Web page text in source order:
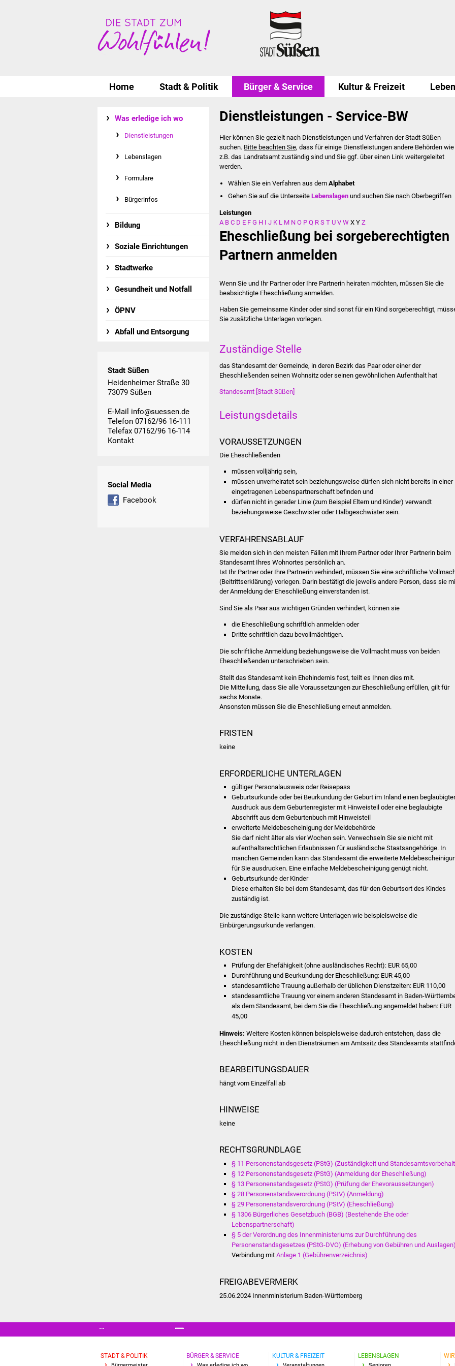
Home Stadt & Politik Bürger & Service Kultur & Freizeit
Was erledige ich wo
Dienstleistungen
Lebenslagen
Formulare
Bürgerinfos
Bildung
Soziale Einrichtungen
Stadtwerke
Gesundheit und Notfall
ÖPNV
Abfall und Entsorgung
Stadt Süßen
Heidenheimer Straße 30
73079 Süßen
E-Mail info@suessen.de
Telefon 07162/96 16-111
Telefax 07162/96 16-114
Kontakt
Social Media
Facebook
Dienstleistungen - Service-BW
Hier können Sie gezielt nach Dienstleistungen und Verfahren der Stadt Süßen
suchen. Bitte beachten Sie, dass für einige Dienstleistungen andere Behörden wie
z.B. das Landratsamt zuständig sind und Sie ggf. über einen Link weitergeleitet
werden.
Wählen Sie ein Verfahren aus dem Alphabet
Gehen Sie auf die UnterseiteLebenslagen und suchen Sie nach Oberbegriffen
Leistungen
A B C D E F G H I J K L M N O P Q R S T U V W X Y Z
Eheschließung bei sorgeberechtigten
Partnern anmelden
Wenn Sie und Ihr Partner oder Ihre Partnerin heiraten möchten, müssen Sie die
beabsichtigte Eheschließung anmelden.
Haben Sie gemeinsame Kinder oder sind sonst für ein Kind sorgeberechtigt,
Sie zusätzliche Unterlagen vorlegen.
Zuständige Stelle
das Standesamt der Gemeinde, in deren Bezirk das Paar oder einer der
Eheschließenden seinen Wohnsitz oder seinen gewöhnlichen Aufenthalt hat
Standesamt [Stadt Süßen]
Leistungsdetails
VORAUSSETZUNGEN
Die Eheschließenden
müssen volljährig sein,
müssen unverheiratet sein beziehungsweise dürfen sich nicht bereits in einer
eingetragenen Lebenspartnerschaft befinden und
dürfen nicht in gerader Linie(zum Beispiel Eltern und Kinder)verwandt
beziehungsweise Geschwister oder Halbgeschwister sein.
VERFAHRENSABLAUF
Sie melden sich in den meisten Fällen mit Ihrem Partner oder Ihrer Partnerin beim
Standesamt Ihres Wohnortes persönlich an.
Ist Ihr Partner oder Ihre Partnerin verhindert, müssen Sie eine schriftliche
(Beitrittserklärung) vorlegen. Darin bestätigt die jeweils andere Person, dass sie
der Anmeldung der Eheschließung einverstanden ist.
Sind Sie als Paar aus wichtigen Gründen verhindert, können sie
die Eheschließung schriftlich anmelden oder
Dritte schriftlich dazu bevollmächtigen.
Die schriftliche Anmeldung beziehungsweise die Vollmacht muss von beiden
Eheschließenden unterschrieben sein.
Stellt das Standesamt kein Ehehindernis fest, teilt es Ihnen dies mit.
Die Mitteilung, dass Sie alle Voraussetzungen zur Eheschließung erfüllen, gilt für
sechs Monate.
Ansonsten müssen Sie die Eheschließung erneut anmelden.
FRISTEN
keine
ERFORDERLICHE UNTERLAGEN
gültiger Personalausweis oder Reisepass
Geburtsurkunde oder bei Beurkundung der Geburt im Inland einen
Ausdruck aus dem Geburtenregister mit Hinweisteil oder eine beglaubigte
Abschrift aus dem Geburtenbuch mit Hinweisteil
erweiterte Meldebescheinigung der Meldebehörde
Sie darf nicht älter als vier Wochen sein. Verwechseln Sie sie nicht mit
aufenthaltsrechtlichen Erlaubnissen für ausländische Staatsangehörige. In
manchen Gemeinden kann das Standesamt die erweiterte
für Sie ausdrucken. Eine einfache Meldebescheinigung genügt nicht.
Geburtsurkunde der Kinder
Diese erhalten Sie bei dem Standesamt, das für den Geburtsort des Kindes
zuständig ist.
Die zuständige Stelle kann weitere Unterlagen wie beispielsweise die
Einbürgerungsurkunde verlangen.
KOSTEN
Prüfung der Ehefähigkeit (ohne ausländisches Recht): EUR 65,00
Durchführung und Beurkundung der Eheschließung: EUR 45,00
standesamtliche Trauung außerhalb der üblichen Dienstzeiten: EUR 110,00
standesamtliche Trauung vor einem anderen Standesamt in Baden-
als dem Standesamt, bei dem Sie die Eheschließung angemeldet haben: EUR
45,00
Hinweis: Weitere Kosten können beispielsweise dadurch entstehen, dass die
Eheschließung nicht in den Diensträumen am Amtssitz des Standesamts
BEARBEITUNGSDAUER
hängt vom Einzelfall ab
HINWEISE
keine
RECHTSGRUNDLAGE
§ 11 Personenstandsgesetz (PStG) (Zuständigkeit und
§ 12 Personenstandsgesetz (PStG) (Anmeldung der Eheschließung)
§ 13 Personenstandsgesetz (PStG) (Prüfung der Ehevoraussetzungen)
§ 28 Personenstandsverordnung (PStV) (Anmeldung)
§ 29 Personenstandsverordnung (PStV) (Eheschließung)
§ 1306 Bürgerliches Gesetzbuch (BGB) (Bestehende Ehe oder
Lebenspartnerschaft)
§ 5 der Verordnung des Innenministeriums zur Durchführung des
Personenstandsgesetzes (PStG-DVO) (Erhebung von Gebühren und
Verbindung mitAnlage 1 (Gebührenverzeichnis)
FREIGABEVERMERK
25.06.2024 Innenministerium Baden-Württemberg
STADT & POLITIK BÜRGER & SERVICE KULTUR & FREIZEIT LEBENSLAGEN